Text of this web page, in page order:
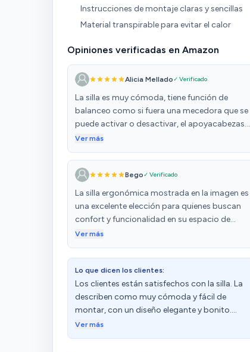
Instrucciones de montaje claras y sencillas
Material transpirable para evitar el calor
Opiniones verificadas en Amazon
Alicia Mellado✓ Verificado
La silla es muy cómoda, tiene función de
balanceo como si fuera una mecedora que se
puede activar o desactivar, el apoyacabezas
muy cómodo también. Muy contentos con la
este vendedor, muy buena calidad/precio y la
atención postventa es inmejorable. Le doy 5
estrellas porque no hay más. Totalmente
recomendable
Ver más
Bego✓ Verificado
La silla ergonómica mostrada en la imagen es
una excelente elección para quienes buscan
confort y funcionalidad en su espacio de
trabajo. Con un diseño predominantemente
atractiva, sino que también está diseñada
para ofrecer una ventilación adecuada
gracias a su respaldo de malla transpirable, lo
que proporciona un soporte adecuado
durante largas horas de uso. La funcionalidad
se ve reforzada por los reposabrazos
plegables, que son prácticos tanto para el
Ver más
Lo que dicen los clientes:
Los clientes están satisfechos con la silla. La
describen como muy cómoda y fácil de
montar, con un diseño elegante y bonito.
Destacan su buena relación calidad-precio, su
Ver más